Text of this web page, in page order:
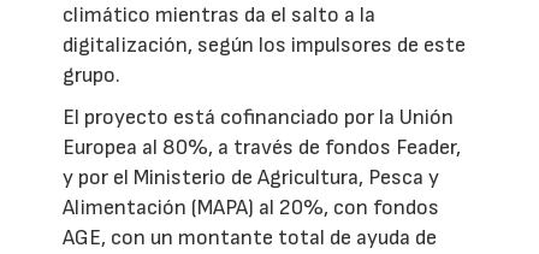
climático mientras da el salto a la
digitalización, según los impulsores de este
grupo.
El proyecto está cofinanciado por la Unión
Europea al 80%, a través de fondos Feader,
y por el Ministerio de Agricultura, Pesca y
Alimentación (MAPA) al 20%, con fondos
AGE, con un montante total de ayuda de